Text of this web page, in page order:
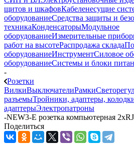
щитов и шкафовКабеленесущие
оборудованиеСредства защиты и
техникаКонденсаторыМодульное
оборудованиеИзмерительные
работ на высотеРаспродажа склада
оборудованиеИнструментСиловое
оборудованиеСистемы и блоки
-
Розетки
ВилкиВыключателиРамки
разъемыТройники, адаптеры,
адаптерыЭлектропатроны
-NEW3-E розетка компьютерная
Поделиться